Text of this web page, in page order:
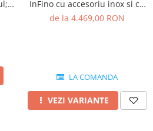
InFino cu accesoriu inox si cu
excentric
de la 4.469,00 RON
LA COMANDA
VEZI VARIANTE